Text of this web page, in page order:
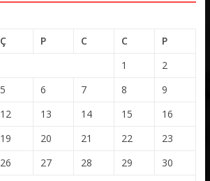
Ç P C C
P
1
2
5 6 7 8
9
12 13 14 15
16
19 20 21 22
23
26 27 28 29
30